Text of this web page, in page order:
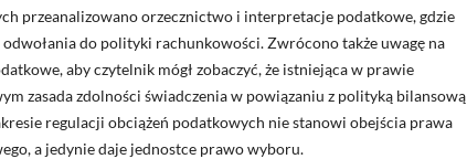
przeanalizowano orzecznictwo i interpretacje podatkowe, gdzie
odwołania do polityki rachunkowości. Zwrócono także uwagę na
aby czytelnik mógł zobaczyć, że istniejąca w prawie
zasada zdolności świadczenia w powiązaniu z polityką bilansową
regulacji obciążeń podatkowych nie stanowi obejścia prawa
a jedynie daje jednostce prawo wyboru.